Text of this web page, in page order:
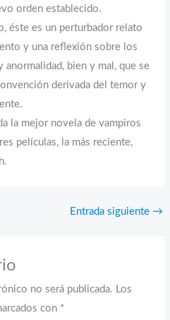
orden establecido.
éste es un perturbador relato
y una reflexión sobre los
bien y mal, que se
derivada del temor y
la mejor novela de vampiros
películas, la más reciente,
Entrada siguiente →
no será publicada. Los
con *